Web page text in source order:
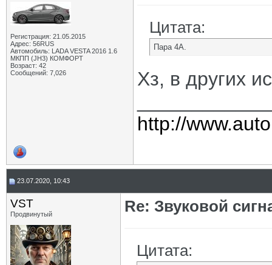
Регистрация: 21.05.2015
Адрес: 56RUS
Автомобиль: LADA VESTA 2016 1.6
МКПП (JH3) КОМФОРТ
Возраст: 42
Сообщений: 7,026
Цитата:
Пара 4А.
Хз, в других
http://
23.07.2020, 10:43
VST
Продвинутый Re: Звуковой
Цитата: